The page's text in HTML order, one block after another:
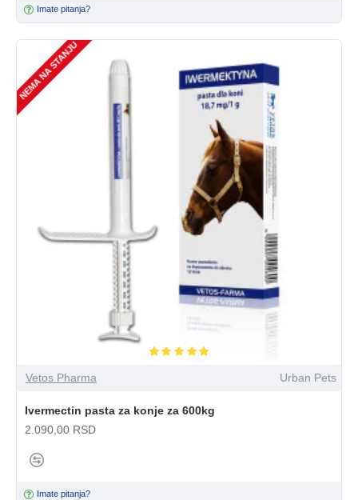
Imate pitanja?
NEMA NA STANJU
Vetos Pharma Urban Pets
Ivermectin pasta za konje za 600kg
2.090,00 RSD
Imate pitanja?